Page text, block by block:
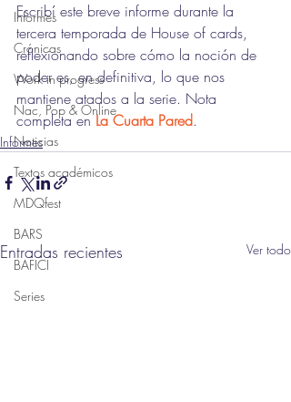
Informes
Crónicas
Work in progress
Nac, Pop & Online
Noticias
Textos académicos
MDQfest
BARS
BAFICI
Series
Escribí este breve informe durante la
tercera temporada de House of cards,
reflexionando sobre cómo la noción de
poder es, en definitiva, lo que nos
mantiene atados a la serie. Nota
completa en La Cuarta Pared.
Informes
Entradas recientes Ver todo